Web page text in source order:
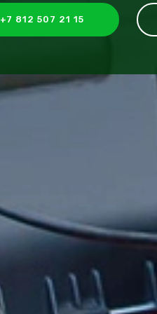
+7 812 507 21 15